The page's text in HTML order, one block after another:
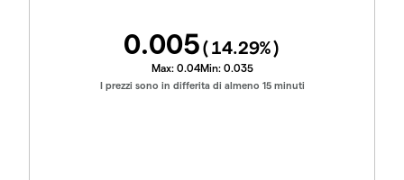
0.005(14.29%)
Max: 0.04Min: 0.035
I prezzi sono in differita di almeno 15 minuti